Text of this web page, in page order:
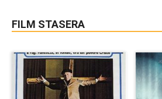
FILM STASERA